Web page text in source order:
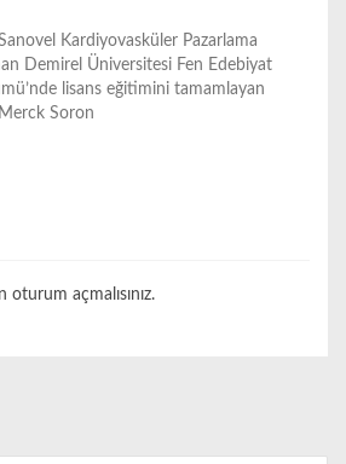
Kardiyovasküler Pazarlama
Demirel Üniversitesi Fen Edebiyat
lisans eğitimini tamamlayan
Soron
oturum açmalısınız.